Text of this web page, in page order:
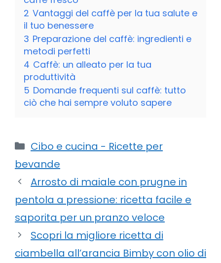
2 Vantaggi del caffè per la tua salute e
il tuo benessere
3 Preparazione del caffè: ingredienti e
metodi perfetti
4 Caffè: un alleato per la tua
produttività
5 Domande frequenti sul caffè: tutto
ciò che hai sempre voluto sapere
Categorie
Cibo e cucina - Ricette per
bevande
Arrosto di maiale con prugne in
pentola a pressione: ricetta facile e
saporita per un pranzo veloce
Scopri la migliore ricetta di
ciambella all’arancia Bimby con olio di